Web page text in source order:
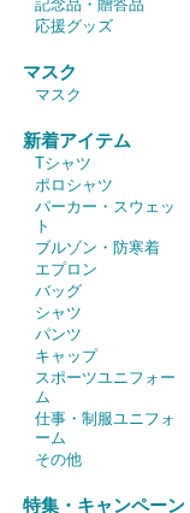
記念品・贈答品
応援グッズ
マスク
マスク
新着アイテム
Tシャツ
ポロシャツ
パーカー・スウェッ
ト
ブルゾン・防寒着
エプロン
バッグ
シャツ
パンツ
キャップ
スポーツユニフォー
ム
仕事・制服ユニフォ
ーム
その他
特集・キャンペーン